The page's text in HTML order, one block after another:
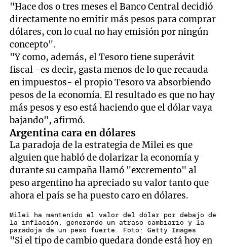
"Hace dos o tres meses el Banco Central decidió
directamente no emitir más pesos para comprar
dólares, con lo cual no hay emisión por ningún
concepto".
"Y como, además, el Tesoro tiene superávit
fiscal -es decir, gasta menos de lo que recauda
en impuestos- el propio Tesoro va absorbiendo
pesos de la economía. El resultado es que no hay
más pesos y eso está haciendo que el dólar vaya
bajando", afirmó.
Argentina cara en dólares
La paradoja de la estrategia de Milei es que
alguien que habló de dolarizar la economía y
durante su campaña llamó "excremento" al
peso argentino ha apreciado su valor tanto que
ahora el país se ha puesto caro en dólares.
Milei ha mantenido el valor del dólar por debajo de
la inflación, generando un atraso cambiario y la
paradoja de un peso fuerte. Foto: Getty Images
"Si el tipo de cambio quedara donde está hoy en